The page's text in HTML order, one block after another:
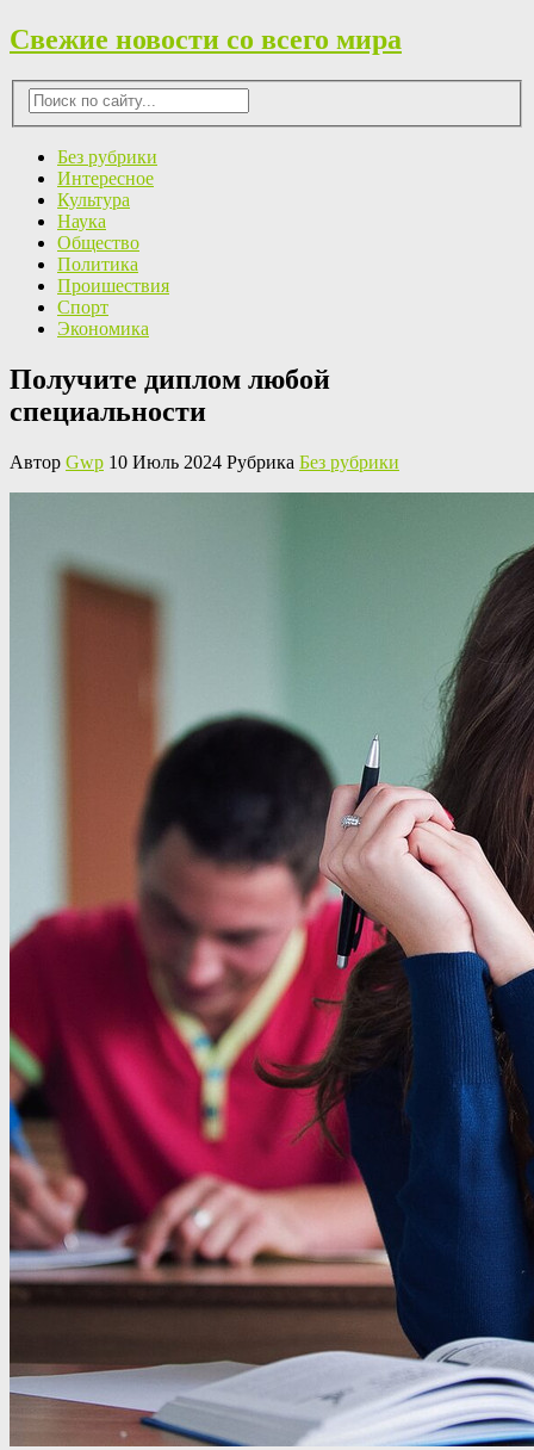
Свежие новости со всего мира
Без рубрики
Интересное
Культура
Наука
Общество
Политика
Проишествия
Спорт
Экономика
Получите диплом любой
специальности
Автор Gwp 10 Июль 2024 Рубрика Без рубрики